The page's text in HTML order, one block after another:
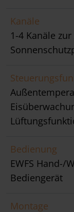
Kanäle
1-4 Kanäle
Bedienung
EWFS Hand-/
Bediengerät
Montage